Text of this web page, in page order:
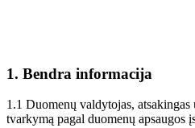
1. Bendra informacija
1.1 Duomenų valdytojas,
tvarkymą pagal duomenų apsaugos